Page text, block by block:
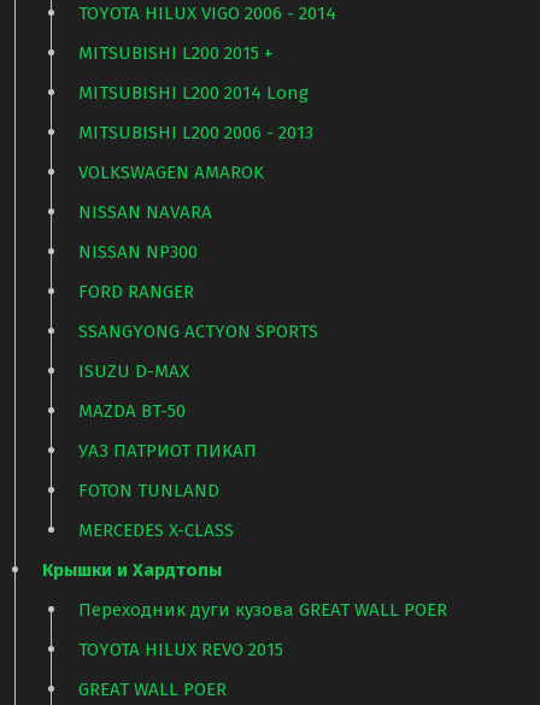
TOYOTA HILUX VIGO 2006 - 2014
MITSUBISHI L200 2015 +
MITSUBISHI L200 2014 Long
MITSUBISHI L200 2006 - 2013
VOLKSWAGEN AMAROK
NISSAN NAVARA
NISSAN NP300
FORD RANGER
SSANGYONG ACTYON SPORTS
ISUZU D-MAX
MAZDA BT-50
УАЗ ПАТРИОТ ПИКАП
FOTON TUNLAND
MERCEDES X-CLASS
Крышки и Хардтопы
Переходник дуги кузова GREAT WALL POER
TOYOTA HILUX REVO 2015
GREAT WALL POER